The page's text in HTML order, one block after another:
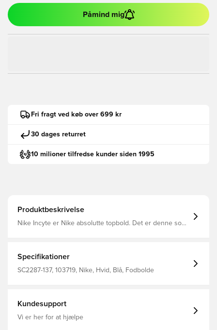
Påmind mig
Fri fragt ved køb over 699 kr
30 dages returret
10 milioner tilfredse kunder siden 1995
Produktbeskrivelse
Nike Incyte er Nike absolutte topbold. Det er denne som
punktum. Dette opnås igennem en højteknologisk
kombination af responssiv boldføling, visuel
opmærksomhed og kontinuerligt samt stabilt svæv i
Specifikationer
SC2287-137, 103719, Nike, Hvid, Blå, Fodbolde
Kundesupport
Vi er her for at hjælpe